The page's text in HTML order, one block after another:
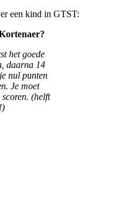
een kind in GTST:
het goede
daarna 14
nul punten
Je moet
(helft